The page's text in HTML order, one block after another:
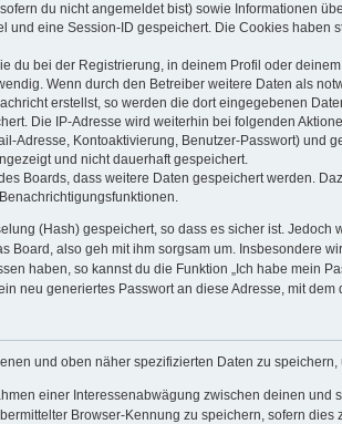
du nicht angemeldet bist) sowie Informationen
und eine Session-ID gespeichert. Die Cookies
du bei der Registrierung, in deinem Profil oder
Wenn durch den Betreiber weitere Daten als
erstellst, so werden die dort eingegebenen
Die IP-Adresse wird weiterhin bei folgenden
Adresse, Kontoaktivierung, Benutzer-Passwort)
und nicht dauerhaft gespeichert.
Boards, dass weitere Daten gespeichert werden.
(Hash) gespeichert, so dass es sicher ist.
Board, also geh mit ihm sorgsam um. Insbesondere
haben, so kannst du die Funktion „Ich habe mein
neu generiertes Passwort an diese Adresse, mit dem
und oben näher spezifizierten Daten zu
einer Interessenabwägung zwischen deinen
Browser-Kennung zu speichern, sofern